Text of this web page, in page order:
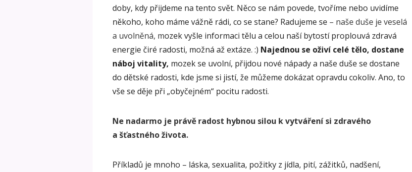
doby, kdy přijdeme na tento svět. Něco se nám povede, tvoříme nebo uvidíme
někoho, koho máme vážně rádi, co se stane? Radujeme se – naše duše je veselá
a uvolněná, mozek vyšle informaci tělu a celou naší bytostí proplouvá zdravá
energie čiré radosti, možná až extáze. :) Najednou se oživí celé tělo, dostane
náboj vitality, mozek se uvolní, přijdou nové nápady a naše duše se dostane
do dětské radosti, kde jsme si jistí, že můžeme dokázat opravdu cokoliv. Ano, to
vše se děje při „obyčejném“ pocitu radosti.
Ne nadarmo je právě radost hybnou silou k vytváření si zdravého
a šťastného života.
Příkladů je mnoho – láska, sexualita, požitky z jídla, pití, zážitků, nadšení,